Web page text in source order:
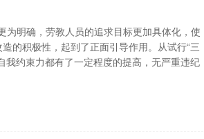
明确，劳教人员的追求目标更加具体化，使
的积极性，起到了正面引导作用。从试行“三
我约束力都有了一定程度的提高，无严重违纪